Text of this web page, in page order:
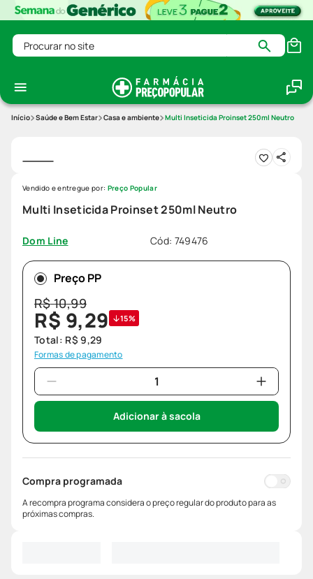
Procurar no site
Saúde e Bem Estar Casa e ambiente Multi Inseticida Proinset 250ml Neutro
Multi Inseticida Proinset 250ml Neutro
Dom Line Cód: 749476
Vendido e entregue por: Preço Popular
Preço PP
R$10,99
R$ 9,29 15%
Total: R$ 9,29
Formas de pagamento
Adicionar à sacola
Compra programada
A recompra programa considera o preço regular do produto para as
próximas compras.